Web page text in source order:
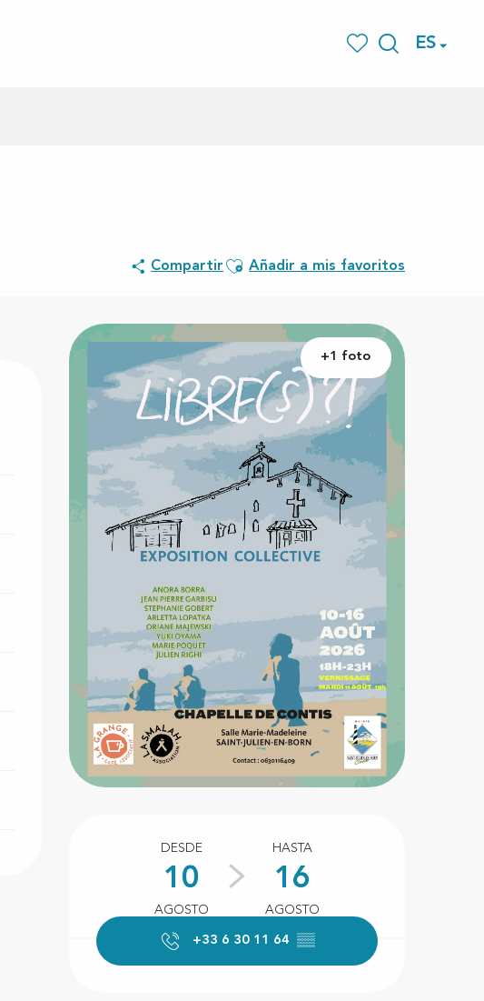
ES
Compartir Ajouter aux favoris
Añadir a mis favoritos
+1 foto
Horarios y datos de
DESDE
10
AGOSTO
HASTA
16
AGOSTO
+33 6 30 11 64 ▒▒